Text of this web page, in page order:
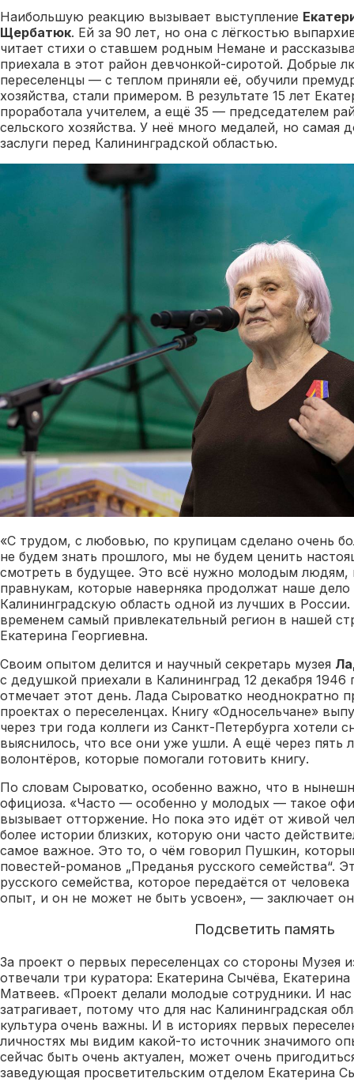
Наибольшую реакцию вызывает выступление
Щербатюк. Ей за 90 лет, но она с лёгкостью
читает стихи о ставшем родным Немане и
приехала в этот район девчонкой-сиротой. Добрые
переселенцы — с теплом приняли её, обучили
хозяйства, стали примером. В результате 15 лет
проработала учителем, а ещё 35 — председателем
сельского хозяйства. У неё много медалей, но самая
заслуги перед Калининградской областью.
«С трудом, с любовью, по крупицам сделано очень
не будем знать прошлого, мы не будем ценить
смотреть в будущее. Это всё нужно молодым
правнукам, которые наверняка продолжат наше
Калининградскую область одной из лучших в
временем самый привлекательный регион в нашей
Екатерина Георгиевна.
Своим опытом делится и научный секретарь музея
с дедушкой приехали в Калининград 12 декабря
отмечает этот день. Лада Сыроватко неоднократно
проектах о переселенцах. Книгу «Односельчане»
через три года коллеги из Санкт-Петербурга хотели
выяснилось, что все они уже ушли. А ещё через пять
волонтёров, которые помогали готовить книгу.
По словам Сыроватко, особенно важно, что в
официоза. «Часто — особенно у молодых — такое
вызывает отторжение. Но пока это идёт от живой
более истории близких, которую они часто
самое важное. Это то, о чём говорил Пушкин,
повестей-романов „Преданья русского семейства“.
русского семейства, которое передаётся от
опыт, и он не может не быть усвоен», — заключает
Подсветить память
За проект о первых переселенцах со стороны Музея
отвечали три куратора: Екатерина Сычёва,
Матвеев. «Проект делали молодые сотрудники. И
затрагивает, потому что для нас Калининградская
культура очень важны. И в историях первых
личностях мы видим какой-то источник значимого
сейчас быть очень актуален, может очень
заведующая просветительским отделом Екатерина